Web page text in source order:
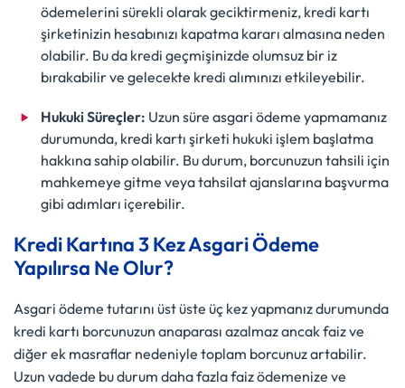
ödemelerini sürekli olarak geciktirmeniz, kredi kartı
şirketinizin hesabınızı kapatma kararı almasına neden
olabilir. Bu da kredi geçmişinizde olumsuz bir iz
bırakabilir ve gelecekte kredi alımınızı etkileyebilir.
Hukuki Süreçler: Uzun süre asgari ödeme yapmamanız
durumunda, kredi kartı şirketi hukuki işlem başlatma
hakkına sahip olabilir. Bu durum, borcunuzun tahsili için
mahkemeye gitme veya tahsilat ajanslarına başvurma
gibi adımları içerebilir.
Kredi Kartına 3 Kez Asgari Ödeme
Yapılırsa Ne Olur?
Asgari ödeme tutarını üst üste üç kez yapmanız durumunda
kredi kartı borcunuzun anaparası azalmaz ancak faiz ve
diğer ek masraflar nedeniyle toplam borcunuz artabilir.
Uzun vadede bu durum daha fazla faiz ödemenize ve